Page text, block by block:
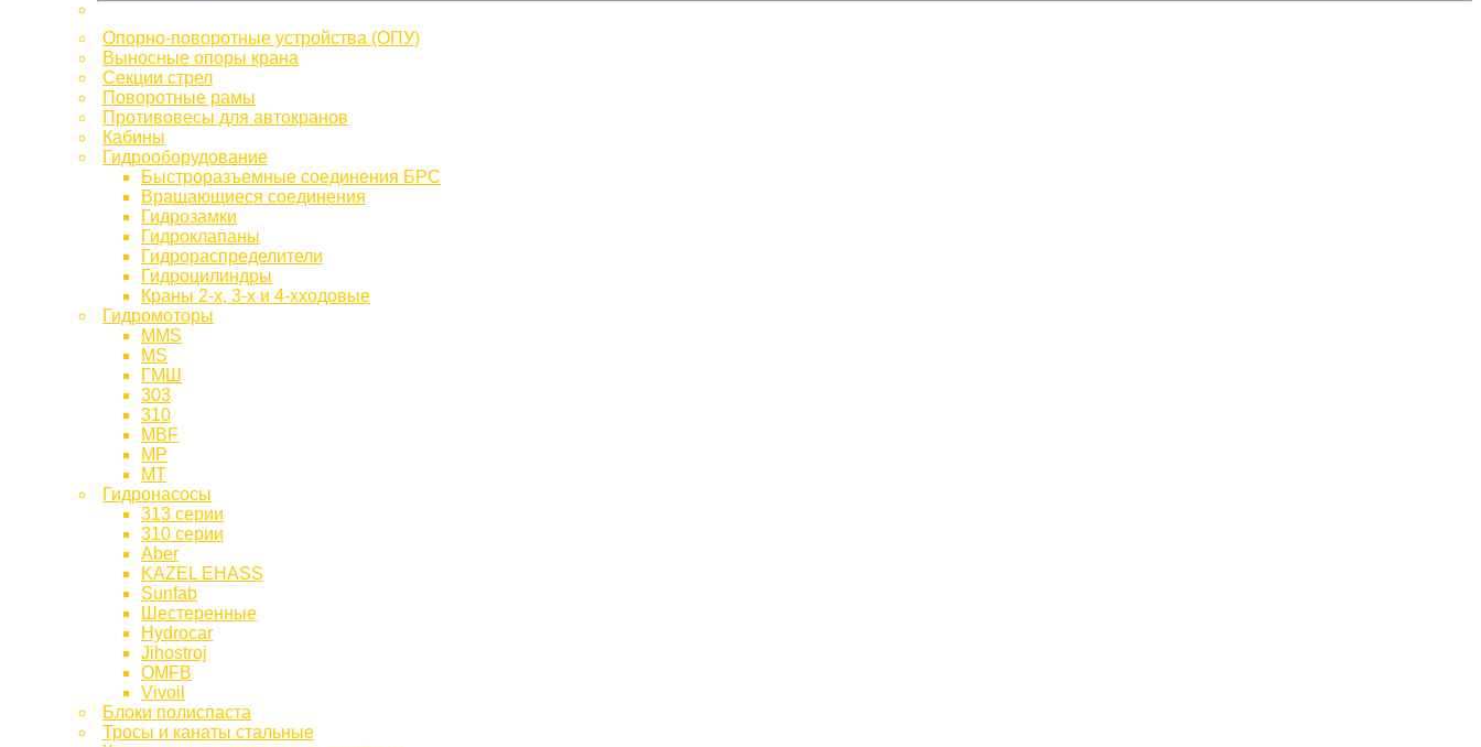
Опорно-поворотные устройства (ОПУ)
Выносные опоры крана
Секции стрел
Поворотные рамы
Противовесы для автокранов
Кабины
Гидрооборудование
Быстроразъемные соединения БРС
Вращающиеся соединения
Гидрозамки
Гидроклапаны
Гидрораспределители
Гидроцилиндры
Краны 2-х, 3-х и 4-хходовые
Гидромоторы
MMS
MS
ГМШ
303
310
MBF
МР
МТ
Гидронасосы
313 серии
310 серии
Aber
KAZEL EHASS
Sunfab
Шестеренные
Hydrocar
Jihostroj
OMFB
Vivoil
Блоки полиспаста
Тросы и канаты стальные